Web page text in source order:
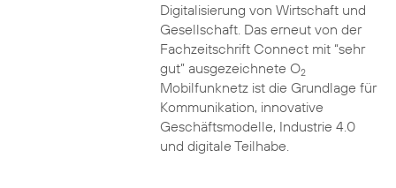
Digitalisierung von Wirtschaft und
Gesellschaft. Das erneut von der
Fachzeitschrift Connect mit “sehr
gut” ausgezeichnete O2
Mobilfunknetz ist die Grundlage für
Kommunikation, innovative
Geschäftsmodelle, Industrie 4.0
und digitale Teilhabe.